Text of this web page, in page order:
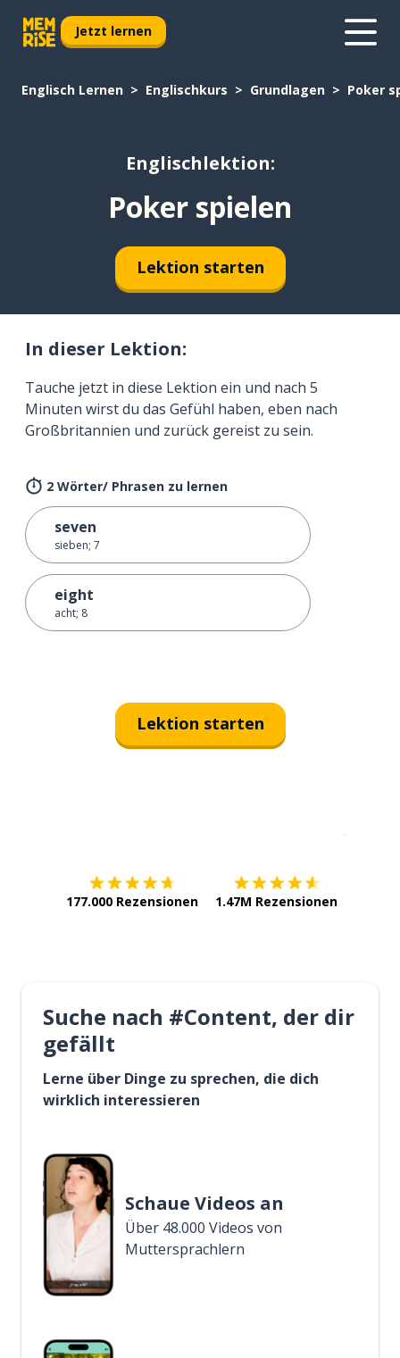
Jetzt lernen
Englisch Lernen Englischkurs Grundlagen Poker
Englischlektion:
Poker spielen
Lektion starten
In dieser Lektion:
Tauche jetzt in diese Lektion ein und nach 5
Minuten wirst du das Gefühl haben, eben nach
Großbritannien und zurück gereist zu sein.
2 Wörter/ Phrasen zu lernen
seven
sieben; 7
eight
acht; 8
Lektion starten
177.000 Rezensionen 1.47M Rezensionen
Suche nach #Content, der dir
gefällt
Lerne über Dinge zu sprechen, die dich
wirklich interessieren
Schaue Videos an
Über 48.000 Videos von
Muttersprachlern